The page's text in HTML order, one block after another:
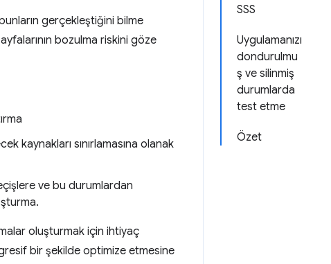
SSS
Uygulamanızı
dondurulmu
ş ve silinmiş
durumlarda
test etme
Özet
gerçekleştiğini bilme
bozulma riskini göze
kaynakları sınırlamasına olanak
ve bu durumlardan
oluşturmak için ihtiyaç
bir şekilde optimize etmesine